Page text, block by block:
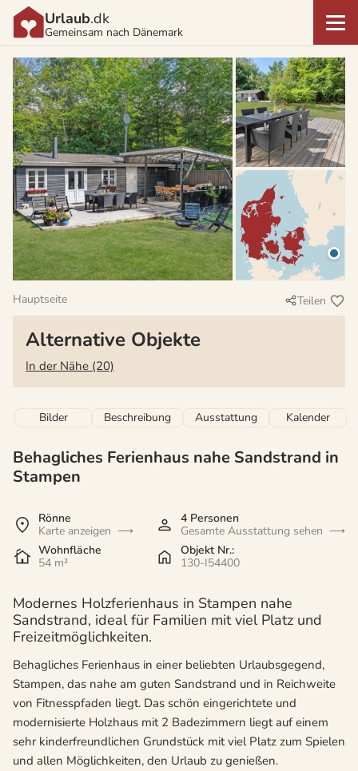
Urlaub.dk
Gemeinsam nach Dänemark
Hauptseite Teilen
Alternative Objekte
In der Nähe (20)
Bilder Beschreibung Ausstattung Kalender
Behagliches Ferienhaus nahe Sandstrand in
Stampen
Rönne
Karte anzeigen
4 Personen
Gesamte Ausstattung sehen
Wohnfläche
54 m²
Objekt Nr.:
130-I54400
Modernes Holzferienhaus in Stampen nahe
Sandstrand, ideal für Familien mit viel Platz und
Freizeitmöglichkeiten.
Behagliches Ferienhaus in einer beliebten Urlaubsgegend,
Stampen, das nahe am guten Sandstrand und in Reichweite
von Fitnesspfaden liegt. Das schön eingerichtete und
modernisierte Holzhaus mit 2 Badezimmern liegt auf einem
sehr kinderfreundlichen Grundstück mit viel Platz zum Spielen
und allen Möglichkeiten, den Urlaub zu genießen.